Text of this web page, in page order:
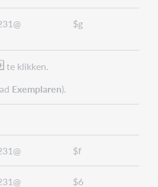
$g
te klikken.
Exemplaren).
$f
$6